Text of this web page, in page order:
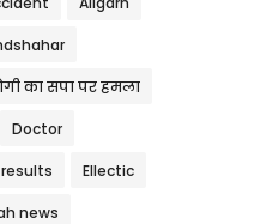
का सपा पर हमला
Doctor
Ellectic
news